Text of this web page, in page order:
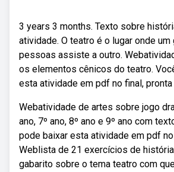
3 years 3 months. Texto sobre
atividade. O teatro é o lugar onde um
pessoas assiste a outro.
os elementos cênicos do teatro.
esta atividade em pdf no final,
Webatividade de artes sobre jogo
ano, 7º ano, 8º ano e 9º ano com
pode baixar esta atividade em pdf no
Weblista de 21 exercícios de
gabarito sobre o tema teatro com